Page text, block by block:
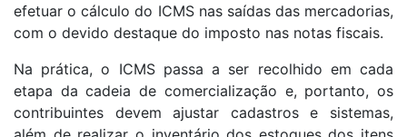
efetuar o cálculo do ICMS nas saídas das mercadorias,
com o devido destaque do imposto nas notas fiscais.
Na prática, o ICMS passa a ser recolhido em cada
etapa da cadeia de comercialização e, portanto, os
contribuintes devem ajustar cadastros e sistemas,